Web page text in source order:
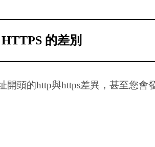
的差別
開頭的http與https差異，甚至您